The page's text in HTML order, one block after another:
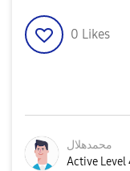
0 Likes
محمدهلال
Active Level